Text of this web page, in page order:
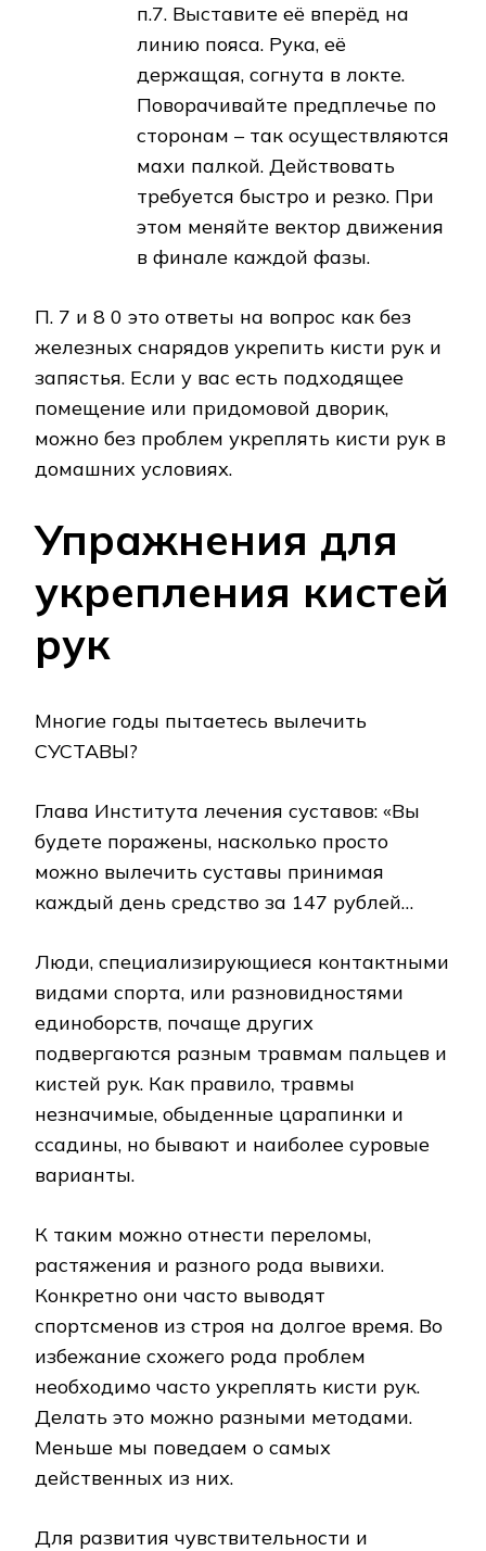
п.7. Выставите её вперёд на
линию пояса. Рука, её
держащая, согнута в локте.
Поворачивайте предплечье по
сторонам – так осуществляются
махи палкой. Действовать
требуется быстро и резко. При
этом меняйте вектор движения
в финале каждой фазы.
П. 7 и 8 0 это ответы на вопрос как без
железных снарядов укрепить кисти рук и
запястья. Если у вас есть подходящее
помещение или придомовой дворик,
можно без проблем укреплять кисти рук в
домашних условиях.
Упражнения для
укрепления кистей
рук
Многие годы пытаетесь вылечить
СУСТАВЫ?
Глава Института лечения суставов: «Вы
будете поражены, насколько просто
можно вылечить суставы принимая
каждый день средство за 147 рублей…
Люди, специализирующиеся контактными
видами спорта, или разновидностями
единоборств, почаще других
подвергаются разным травмам пальцев и
кистей рук. Как правило, травмы
незначимые, обыденные царапинки и
ссадины, но бывают и наиболее суровые
варианты.
К таким можно отнести переломы,
растяжения и разного рода вывихи.
Конкретно они часто выводят
спортсменов из строя на долгое время. Во
избежание схожего рода проблем
необходимо часто укреплять кисти рук.
Делать это можно разными методами.
Меньше мы поведаем о самых
действенных из них.
Для развития чувствительности и